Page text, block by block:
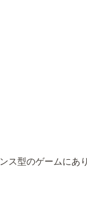
型のゲームにあ